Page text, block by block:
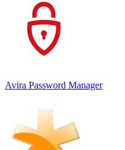
Avira Password Manager